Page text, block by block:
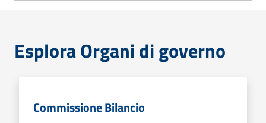
Esplora Organi di governo
Commissione Bilancio